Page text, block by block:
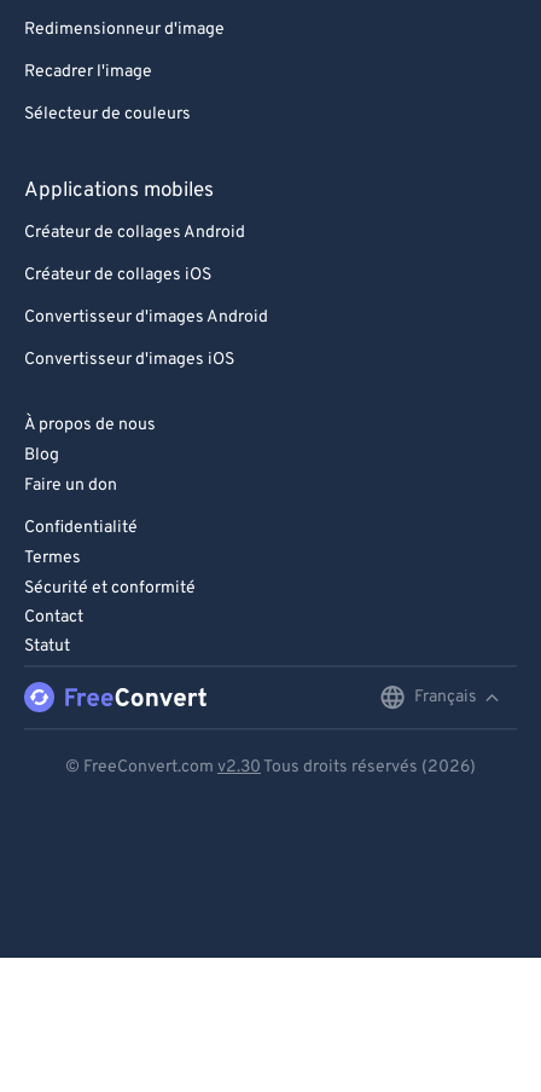
Redimensionneur d'image
Recadrer l'image
Sélecteur de couleurs
Applications mobiles
Créateur de collages Android
Créateur de collages iOS
Convertisseur d'images Android
Convertisseur d'images iOS
À propos de nous
Blog
Faire un don
Confidentialité
Termes
Sécurité et conformité
Contact
Statut
Français
© FreeConvert.com v2.30 Tous droits réservés (2026)